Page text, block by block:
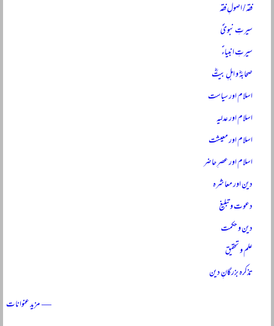
فقہ / اصولِ فقہ
سیرتِ نبویؐ
سیرتِ انبیاءؑ
صحابہؓ و اہلِ بیتؓ
اسلام اور سیاست
اسلام اور عدلیہ
اسلام اور معیشت
اسلام اور عصرِ حاضر
دین اور معاشرہ
دعوت و تبلیغ
دین و حکمت
علم و تحقیق
تذکرہ بزرگانِ دین
— مزید عنوانات